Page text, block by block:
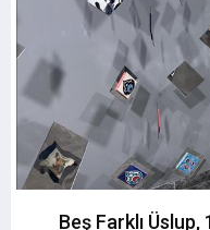
Beş Farklı Üslup,